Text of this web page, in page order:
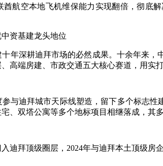
航空本地飞机维保能力实现翻倍，彻底
资基建龙头地位
年深耕迪拜市场的必然成果。十余年来
高端房建、市政交通五大核心赛道，用实
与迪拜城市天际线塑造，留下多个标志
、双塔公寓等多个地标项目相继落成，其
迪拜顶级圈层，2024年与迪拜本土顶级